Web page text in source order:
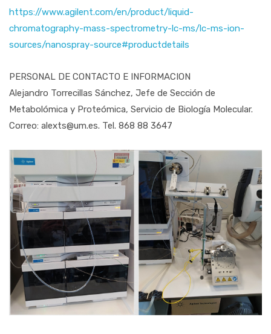
https://www.agilent.com/en/product/liquid-
chromatography-mass-spectrometry-lc-ms/lc-ms-ion-
sources/nanospray-source#productdetails
PERSONAL DE CONTACTO E INFORMACION
Alejandro Torrecillas Sánchez, Jefe de Sección de
Metabolómica y Proteómica, Servicio de Biología Molecular.
Correo: alexts@um.es. Tel. 868 88 3647